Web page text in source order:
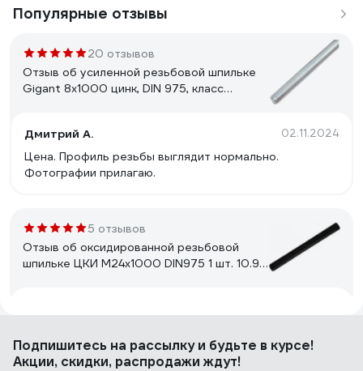
Популярные отзывы
20 отзывов
Отзыв об усиленной резьбовой шпильке
Gigant 8x1000 цинк, DIN 975, класс
Дмитрий А.
02.11.2024
Цена. Профиль резьбы выглядит нормально.
Фотографии прилагаю.
5 отзывов
Отзыв об оксидированной резьбовой
шпильке ЦКИ М24х1000 DIN975 1 шт. 10.9
Подпишитесь на рассылкуи будьте в курсе!
Акции, скидки, распродажи ждут!